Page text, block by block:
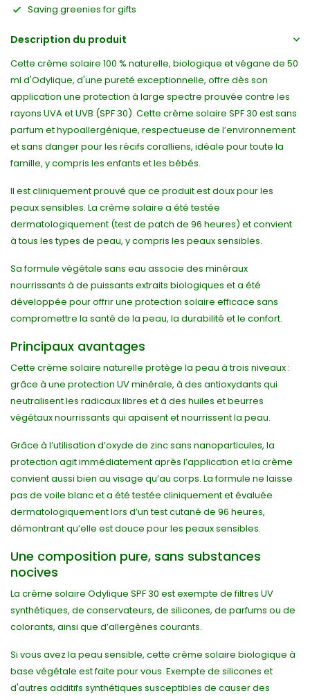
Saving greenies for gifts
Description du produit
Cette crème solaire 100 % naturelle, biologique et végane de 50
ml d'Odylique, d'une pureté exceptionnelle, offre dès son
application une protection à large spectre prouvée contre les
rayons UVA et UVB (SPF 30). Cette crème solaire SPF 30 est sans
parfum et hypoallergénique, respectueuse de l’environnement
et sans danger pour les récifs coralliens, idéale pour toute la
famille, y compris les enfants et les bébés.
Il est cliniquement prouvé que ce produit est doux pour les
peaux sensibles. La crème solaire a été testée
dermatologiquement (test de patch de 96 heures) et convient
à tous les types de peau, y compris les peaux sensibles.
Sa formule végétale sans eau associe des minéraux
nourrissants à de puissants extraits biologiques et a été
développée pour offrir une protection solaire efficace sans
compromettre la santé de la peau, la durabilité et le confort.
Principaux avantages
Cette crème solaire naturelle protège la peau à trois niveaux :
grâce à une protection UV minérale, à des antioxydants qui
neutralisent les radicaux libres et à des huiles et beurres
végétaux nourrissants qui apaisent et nourrissent la peau.
Grâce à l’utilisation d’oxyde de zinc sans nanoparticules, la
protection agit immédiatement après l’application et la crème
convient aussi bien au visage qu’au corps. La formule ne laisse
pas de voile blanc et a été testée cliniquement et évaluée
dermatologiquement lors d’un test cutané de 96 heures,
démontrant qu’elle est douce pour les peaux sensibles.
Une composition pure, sans substances
nocives
La crème solaire Odylique SPF 30 est exempte de filtres UV
synthétiques, de conservateurs, de silicones, de parfums ou de
colorants, ainsi que d’allergènes courants.
Si vous avez la peau sensible, cette crème solaire biologique à
base végétale est faite pour vous. Exempte de silicones et
d'autres additifs synthétiques susceptibles de causer des